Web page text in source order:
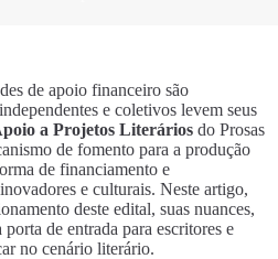
de apoio financeiro são
e coletivos levem seus
a Projetos Literários do Prosas
de fomento para a produção
de financiamento e
e culturais. Neste artigo,
deste edital, suas nuances,
de entrada para escritores e
no cenário literário.